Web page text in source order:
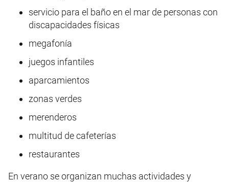
servicio para el baño en el mar de personas con
discapacidades físicas
megafonía
juegos infantiles
aparcamientos
zonas verdes
merenderos
multitud de cafeterías
restaurantes
En verano se organizan muchas actividades y